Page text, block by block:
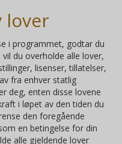
lover
i programmet, godtar du
du overholde alle lover,
lisenser, tillatelser,
fra enhver statlig
deg, enten disse lovene
i løpet av den tiden du
den foregående
en betingelse for din
alle gjeldende lover